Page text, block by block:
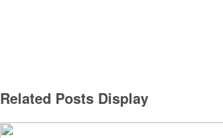
Related Posts Display